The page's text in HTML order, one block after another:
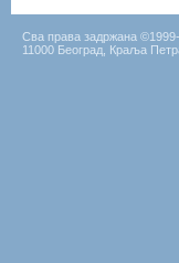
Сва права задржана
11000 Београд, Краља